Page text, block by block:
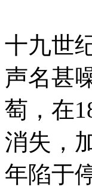
十九世
声名甚
萄，在
消失，
年陷于